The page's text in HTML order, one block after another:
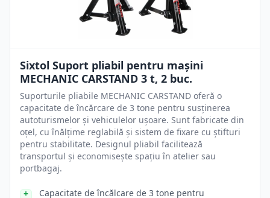
Sixtol Suport pliabil pentru mașini
MECHANIC CARSTAND 3 t, 2 buc.
Suporturile pliabile MECHANIC CARSTAND oferă o
capacitate de încărcare de 3 tone pentru susținerea
autoturismelor și vehiculelor ușoare. Sunt fabricate din
oțel, cu înălțime reglabilă și sistem de fixare cu știfturi
pentru stabilitate. Designul pliabil facilitează
transportul și economisește spațiu în atelier sau
portbagaj.
Capacitate de încălcare de 3 tone pentru